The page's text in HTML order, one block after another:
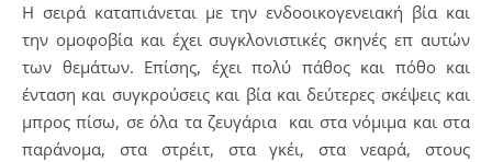
Η σειρά καταπιάνεται με την ενδοοικογενειακή βία και
την ομοφοβία και έχει συγκλονιστικές σκηνές επ αυτών
των θεμάτων. Επίσης, έχει πολύ πάθος και πόθο και
ένταση και συγκρούσεις και βία και δεύτερες σκέψεις και
μπρος πίσω, σε όλα τα ζευγάρια και στα νόμιμα και στα
παράνομα, στα στρέιτ, στα γκέι, στα νεαρά, στους